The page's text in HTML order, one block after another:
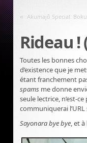
« Akumajô Special:
Rideau
Toutes les bonnes
d’existence que je
étant franchement
spams me donne
seule lectrice, n’est-
communiquerai
Sayonara bye bye, et